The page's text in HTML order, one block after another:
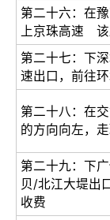
第二十六：在
上京珠高速
第二十七：下
速出口，前往
第二十八：在
的方向向左，
第二十九：下
贝/北江大堤出
收费